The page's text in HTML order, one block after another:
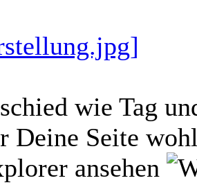
wie Tag
Deine Seite
ansehen